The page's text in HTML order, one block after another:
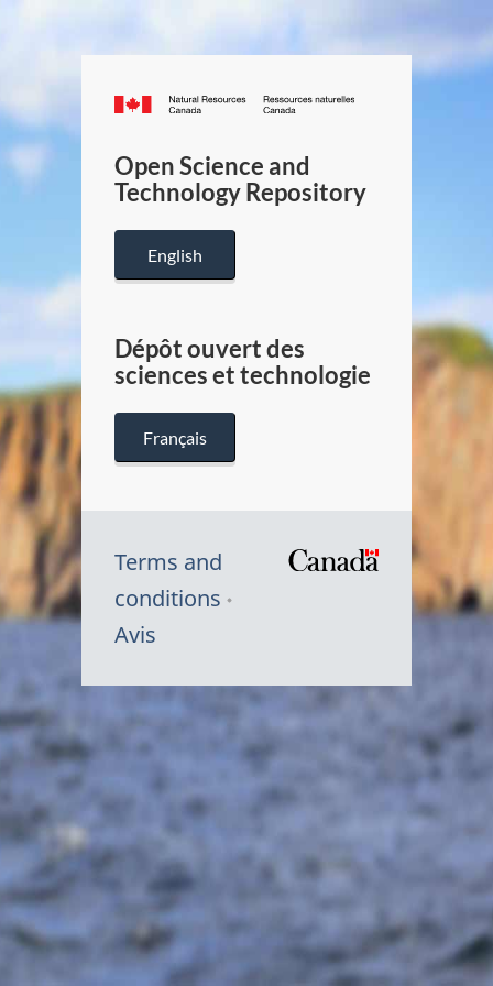
Canada.ca
/
Canada
Open Science and
Technology Repository
English
Dépôt ouvert des
sciences et technologie
Français
Terms and
conditions
Avis
Symbole
Canada